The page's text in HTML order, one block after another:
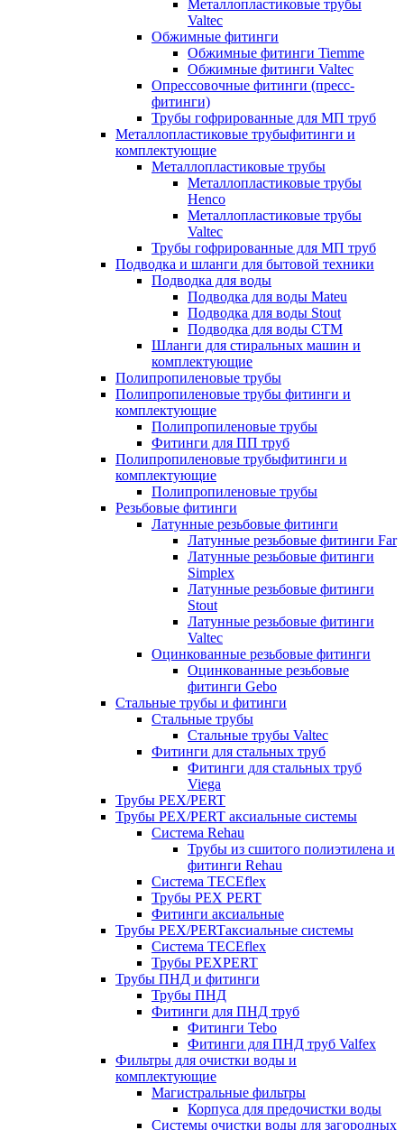
Металлопластиковые трубы
Valtec
Обжимные фитинги
Обжимные фитинги Tiemme
Обжимные фитинги Valtec
Опрессовочные фитинги (пресс-
фитинги)
Трубы гофрированные для МП труб
Металлопластиковые трубыфитинги и
комплектующие
Металлопластиковые трубы
Металлопластиковые трубы
Henco
Металлопластиковые трубы
Valtec
Трубы гофрированные для МП труб
Подводка и шланги для бытовой техники
Подводка для воды
Подводка для воды Mateu
Подводка для воды Stout
Подводка для воды СТМ
Шланги для стиральных машин и
комплектующие
Полипропиленовые трубы
Полипропиленовые трубы фитинги и
комплектующие
Полипропиленовые трубы
Фитинги для ПП труб
Полипропиленовые трубыфитинги и
комплектующие
Полипропиленовые трубы
Резьбовые фитинги
Латунные резьбовые фитинги
Латунные резьбовые фитинги Far
Латунные резьбовые фитинги
Simplex
Латунные резьбовые фитинги
Stout
Латунные резьбовые фитинги
Valtec
Оцинкованные резьбовые фитинги
Оцинкованные резьбовые
фитинги Gebo
Стальные трубы и фитинги
Стальные трубы
Стальные трубы Valtec
Фитинги для стальных труб
Фитинги для стальных труб
Viega
Трубы PEX/PERT
Трубы PEX/PERT аксиальные системы
Система Rehau
Трубы из сшитого полиэтилена и
фитинги Rehau
Система TECEflex
Трубы PEX PERT
Фитинги аксиальные
Трубы PEX/PERTаксиальные системы
Система TECEflex
Трубы PEXPERT
Трубы ПНД и фитинги
Трубы ПНД
Фитинги для ПНД труб
Фитинги Tebo
Фитинги для ПНД труб Valfex
Фильтры для очистки воды и
комплектующие
Магистральные фильтры
Корпуса для предочистки воды
Системы очистки воды для загородных